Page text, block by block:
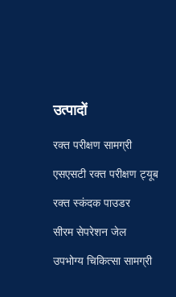
उत्पादों
रक्त परीक्षण सामग्री
एसएसटी रक्त परीक्षण ट्यूब
रक्त स्कंदक पाउडर
सीरम सेपरेशन जेल
उपभोग्य चिकित्सा सामग्री